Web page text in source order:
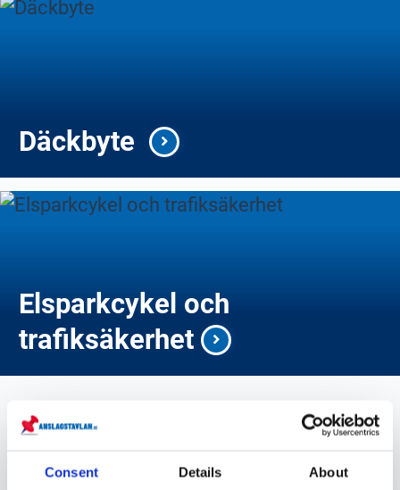
Consent Details About
Däckbyte
Elsparkcykel och
trafiksäkerhet